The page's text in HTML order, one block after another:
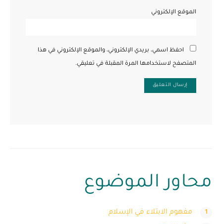
الموقع الإلكتروني
احفظ اسمي، بريدي الإلكتروني، والموقع الإلكتروني في هذا
المتصفح لاستخدامها المرة المقبلة في تعليقي.
محاور الموضوع
مفهوم الابتلاء في الإسلام